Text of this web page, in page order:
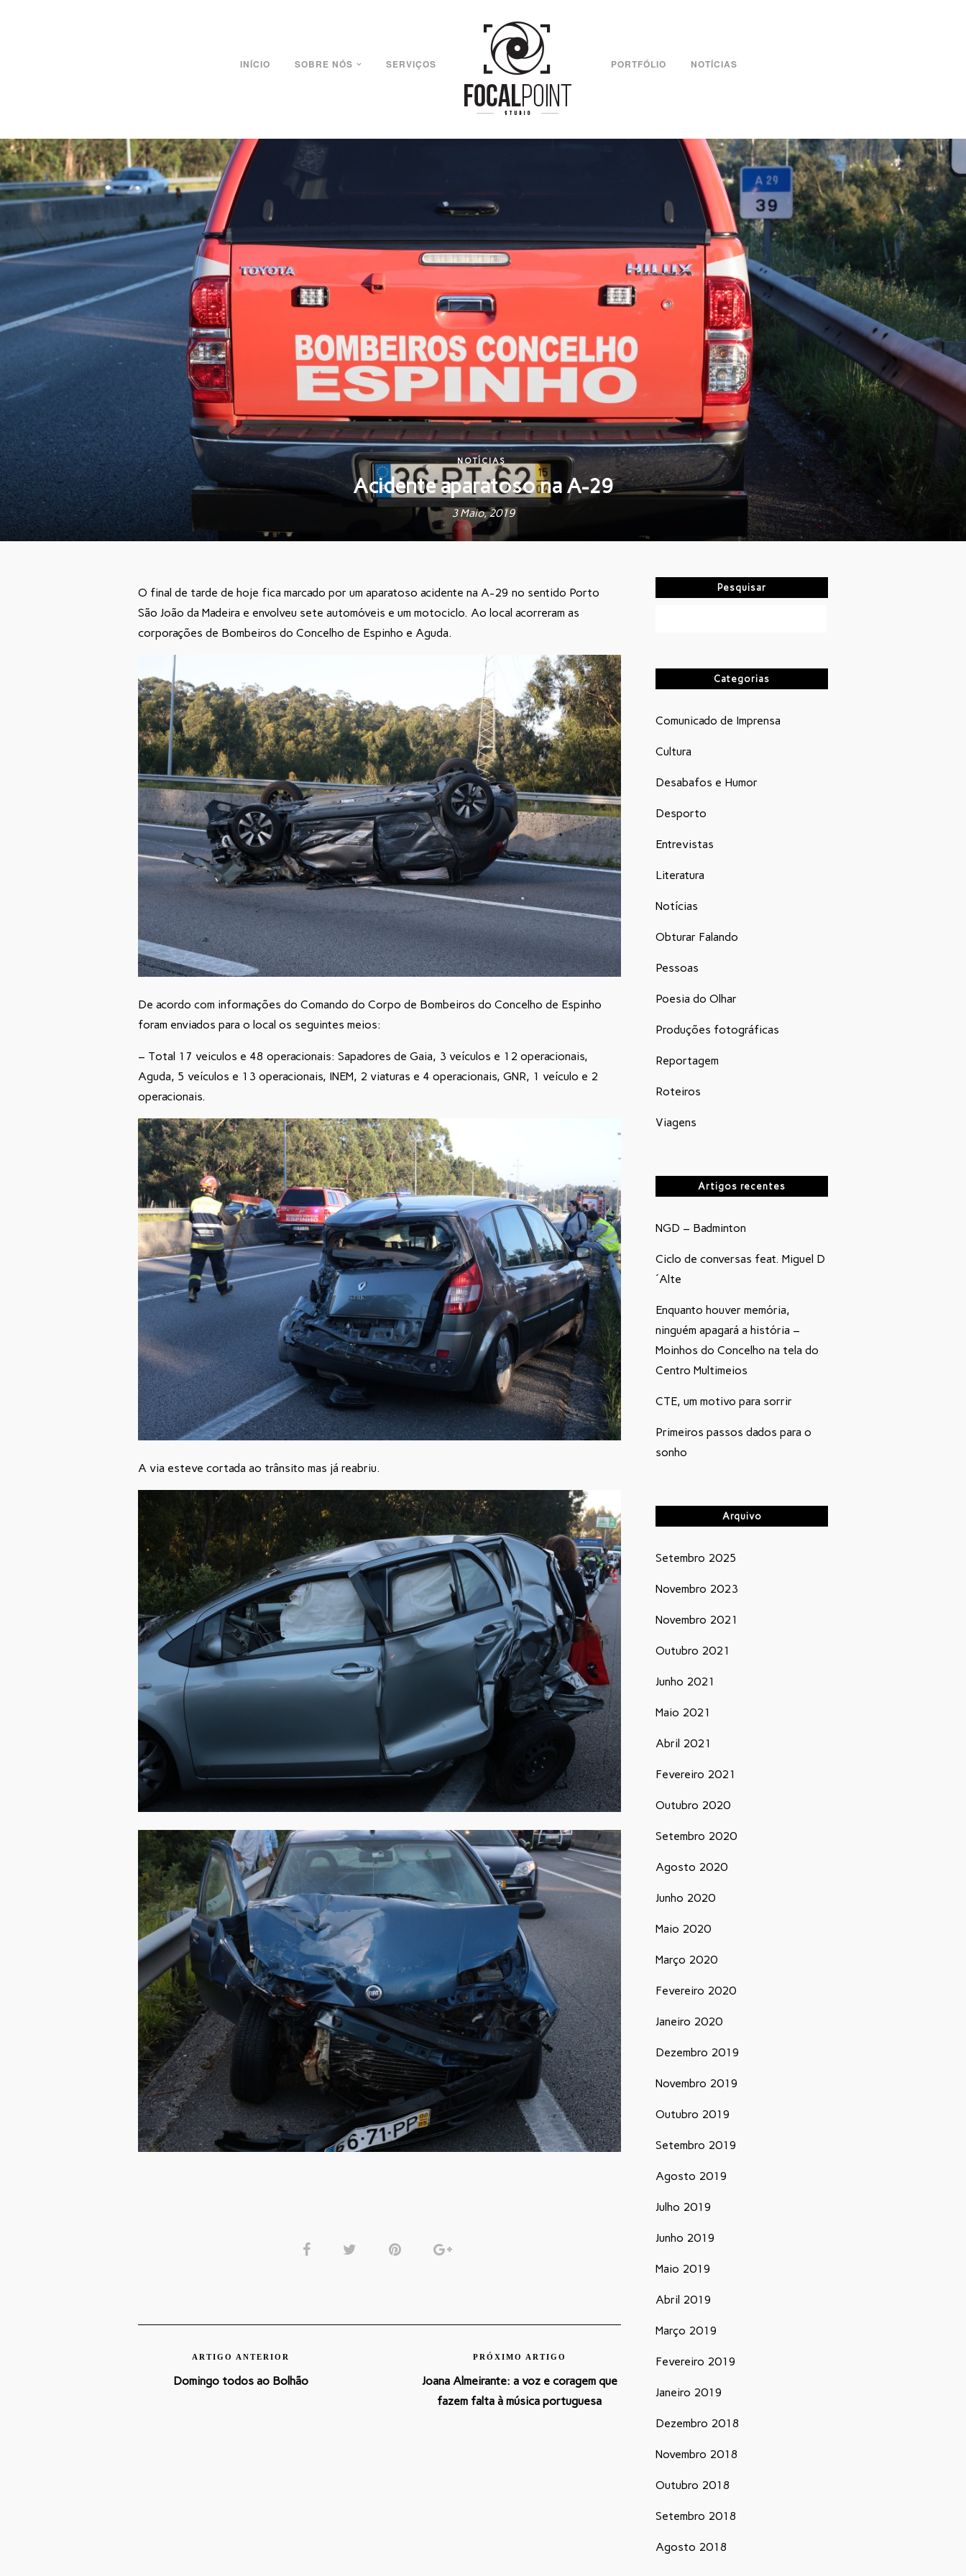
INÍCIO SOBRE NÓS SERVIÇOS PORTFÓLIO NOTÍCIAS
NOTÍCIAS
Acidente aparatoso na A-29
3 Maio, 2019
O final de tarde de hoje fica marcado por um aparatoso acidente na A-29 no sentido Porto
São João da Madeira e envolveu sete automóveis e um motociclo. Ao local acorreram as
corporações de Bombeiros do Concelho de Espinho e Aguda.
De acordo com informações do Comando do Corpo de Bombeiros do Concelho de Espinho
foram enviados para o local os seguintes meios:
– Total 17 veiculos e 48 operacionais: Sapadores de Gaia, 3 veículos e 12 operacionais,
Aguda, 5 veículos e 13 operacionais, INEM, 2 viaturas e 4 operacionais, GNR, 1 veículo e 2
operacionais.
A via esteve cortada ao trânsito mas já reabriu.
ARTIGO ANTERIOR
Domingo todos ao Bolhão
PRÓXIMO ARTIGO
Joana Almeirante: a voz e coragem que
fazem falta à música portuguesa
Pesquisar
Categorias
Comunicado de Imprensa
Cultura
Desabafos e Humor
Desporto
Entrevistas
Literatura
Notícias
Obturar Falando
Pessoas
Poesia do Olhar
Produções fotográficas
Reportagem
Roteiros
Viagens
Artigos recentes
NGD – Badminton
Ciclo de conversas feat. Miguel D
´Alte
Enquanto houver memória,
ninguém apagará a história –
Moinhos do Concelho na tela do
Centro Multimeios
CTE, um motivo para sorrir
Primeiros passos dados para o
sonho
Arquivo
Setembro 2025
Novembro 2023
Novembro 2021
Outubro 2021
Junho 2021
Maio 2021
Abril 2021
Fevereiro 2021
Outubro 2020
Setembro 2020
Agosto 2020
Junho 2020
Maio 2020
Março 2020
Fevereiro 2020
Janeiro 2020
Dezembro 2019
Novembro 2019
Outubro 2019
Setembro 2019
Agosto 2019
Julho 2019
Junho 2019
Maio 2019
Abril 2019
Março 2019
Fevereiro 2019
Janeiro 2019
Dezembro 2018
Novembro 2018
Outubro 2018
Setembro 2018
Agosto 2018